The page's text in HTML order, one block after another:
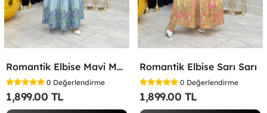
Romantik Elbise Mavi Mavi
0 Değerlendirme
1,899.00 TL
Romantik Elbise Sarı Sarı
0 Değerlendirme
1,899.00 TL